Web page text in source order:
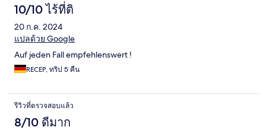
10/10 ไร้ที่ติ
20 ก.ค. 2024
แปลด้วย Google
Auf jeden Fall empfehlenswert !
RECEP, ทริป 5 คืน
รีวิวที่ตรวจสอบแล้ว
8/10 ดีมาก